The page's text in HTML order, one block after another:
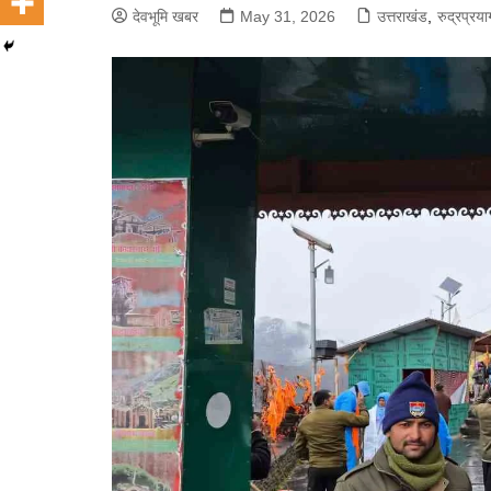
देवभूमि खबर May 31, 2026 उत्तराखंड